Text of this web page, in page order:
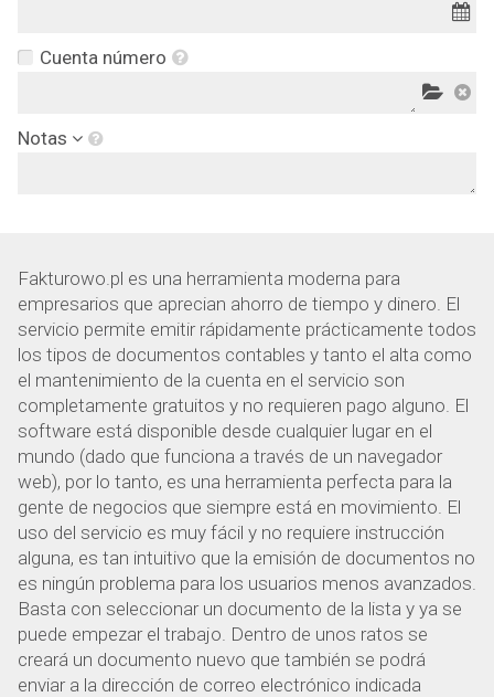
Cuenta número
Notas
Fakturowo.pl es una herramienta moderna para
empresarios que aprecian ahorro de tiempo y dinero. El
servicio permite emitir rápidamente prácticamente todos
los tipos de documentos contables y tanto el alta como
el mantenimiento de la cuenta en el servicio son
completamente gratuitos y no requieren pago alguno. El
software está disponible desde cualquier lugar en el
mundo (dado que funciona a través de un navegador
web), por lo tanto, es una herramienta perfecta para la
gente de negocios que siempre está en movimiento. El
uso del servicio es muy fácil y no requiere instrucción
alguna, es tan intuitivo que la emisión de documentos no
es ningún problema para los usuarios menos avanzados.
Basta con seleccionar un documento de la lista y ya se
puede empezar el trabajo. Dentro de unos ratos se
creará un documento nuevo que también se podrá
enviar a la dirección de correo electrónico indicada